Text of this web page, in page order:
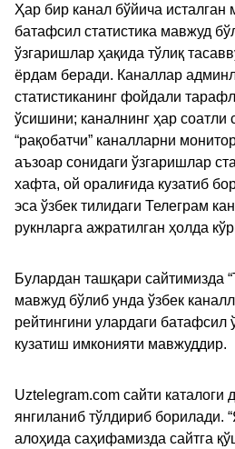
Ҳар бир канал бўйича исталган
батафсил статистика мавжуд
ўзгаришлар ҳақида тўлиқ
ёрдам беради. Каналлар
статистиканинг фойдали
ўсишини; каналнинг ҳар соатли
“рақобатчи” каналларни
аъзоар сонидаги ўзгаришлар
хафта, ой оралиғида кузатиб
эса ўзбек тилидаги Телеграм
рукнларга ажратилган ҳолда
Булардан ташқари сайтимизда
мавжуд бўлиб унда ўзбек
рейтингини улардаги батафсил
кузатиш имконияти мавжуддир.
Uztelegram.com сайти
янгиланиб тўлдириб борилади.
алоҳида саҳифамизда сайтга